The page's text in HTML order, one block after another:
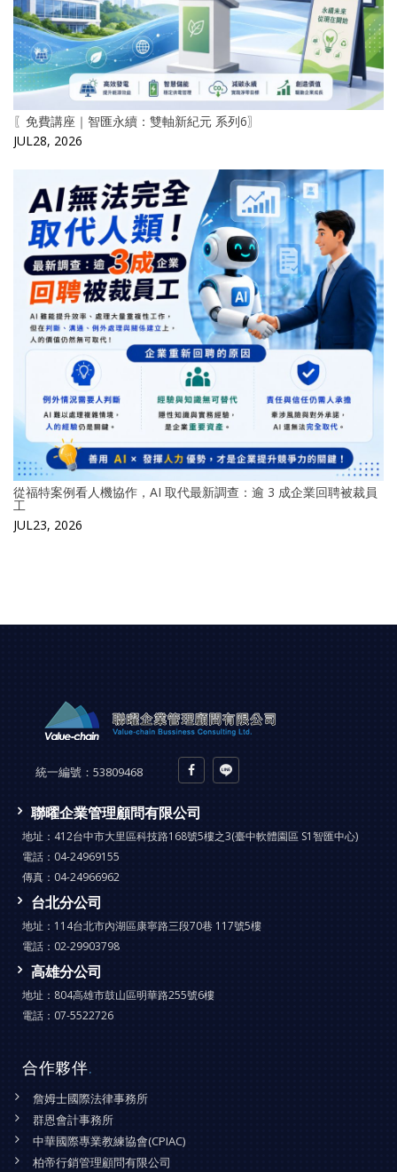
〖免費講座｜智匯永續：雙軸新紀元 系列6〗
JUL28, 2026
從福特案例看人機協作，AI 取代最新調查：逾 3 成企業回聘被裁員
工
JUL23, 2026
統一編號： 53809468
聯曜企業管理顧問有限公司
地址： 412台中市大里區科技路168號5樓之3(臺中軟體園區 S1智匯中心)
電話： 04-24969155
傳真： 04-24966962
台北分公司
地址： 114台北市內湖區康寧路三段70巷 117號5樓
電話： 02-29903798
高雄分公司
地址： 804高雄市鼓山區明華路255號6樓
電話： 07-5522726
合作夥伴.
詹姆士國際法律事務所
群恩會計事務所
中華國際專業教練協會(CPIAC)
柏帝行銷管理顧問有限公司